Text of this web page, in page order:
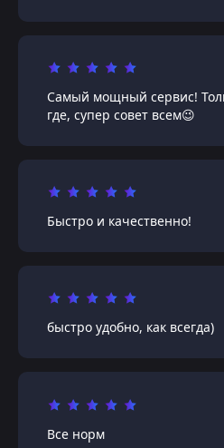
Самый мощный сервис!
где, супер совет всем😉
Быстро и качественно!
быстро удобно, как всегда)
Все норм